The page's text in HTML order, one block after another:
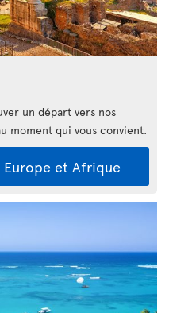
un départ vers nos
moment qui vous convient.
et Afrique